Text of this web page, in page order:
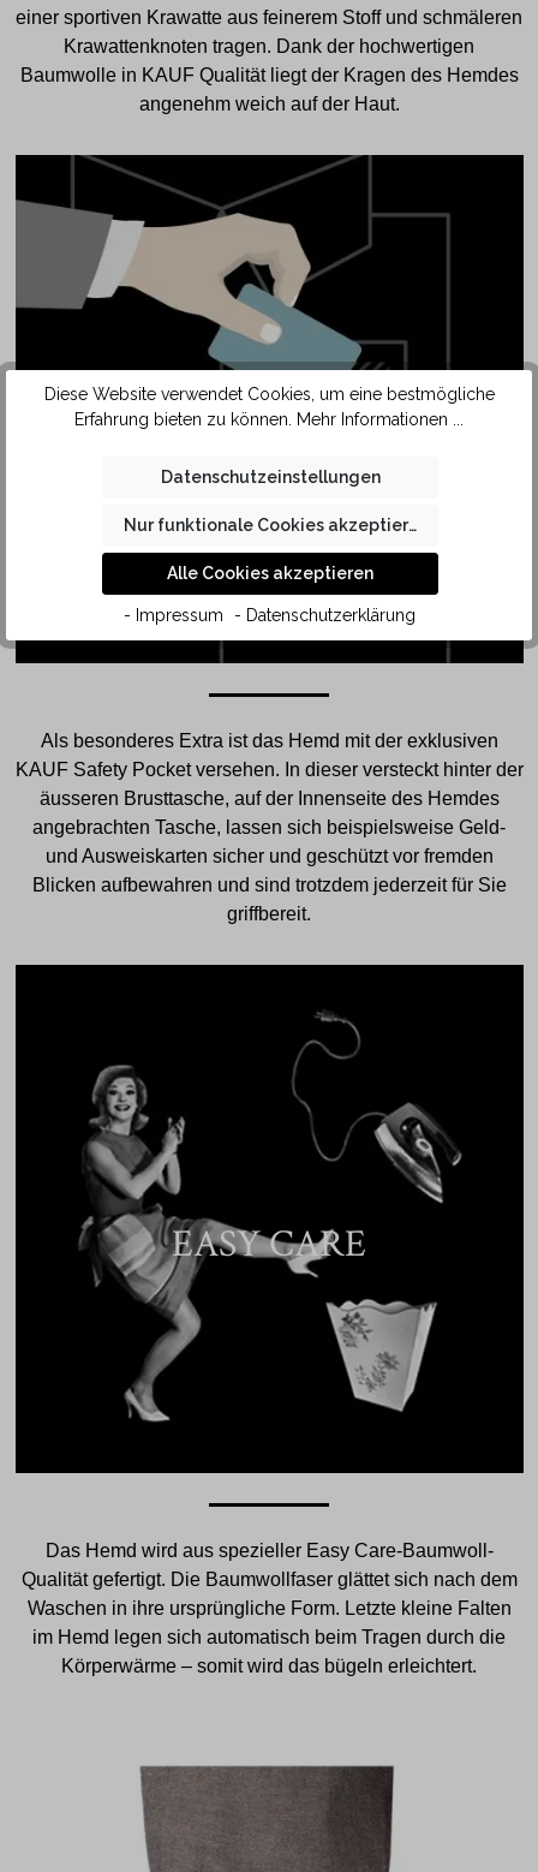
einer sportiven Krawatte aus feinerem Stoff und schmäleren
Krawattenknoten tragen. Dank der hochwertigen
Baumwolle in KAUF Qualität liegt der Kragen des Hemdes
angenehm weich auf der Haut.
SAFETY
POCKET
Als besonderes Extra ist das Hemd mit der exklusiven
KAUF Safety Pocket versehen. In dieser versteckt hinter der
äusseren Brusttasche, auf der Innenseite des Hemdes
angebrachten Tasche, lassen sich beispielsweise Geld-
und Ausweiskarten sicher und geschützt vor fremden
Blicken aufbewahren und sind trotzdem jederzeit für Sie
griffbereit.
EASY CARE
Das Hemd wird aus spezieller Easy Care-Baumwoll-
Qualität gefertigt. Die Baumwollfaser glättet sich nach dem
Waschen in ihre ursprüngliche Form. Letzte kleine Falten
im Hemd legen sich automatisch beim Tragen durch die
Körperwärme – somit wird das bügeln erleichtert.
Diese Website verwendet Cookies, um eine bestmögliche
Erfahrung bieten zu können. Mehr Informationen ...
Datenschutzeinstellungen
Nur funktionale Cookies akzeptieren
Alle Cookies akzeptieren
- Impressum - Datenschutzerklärung